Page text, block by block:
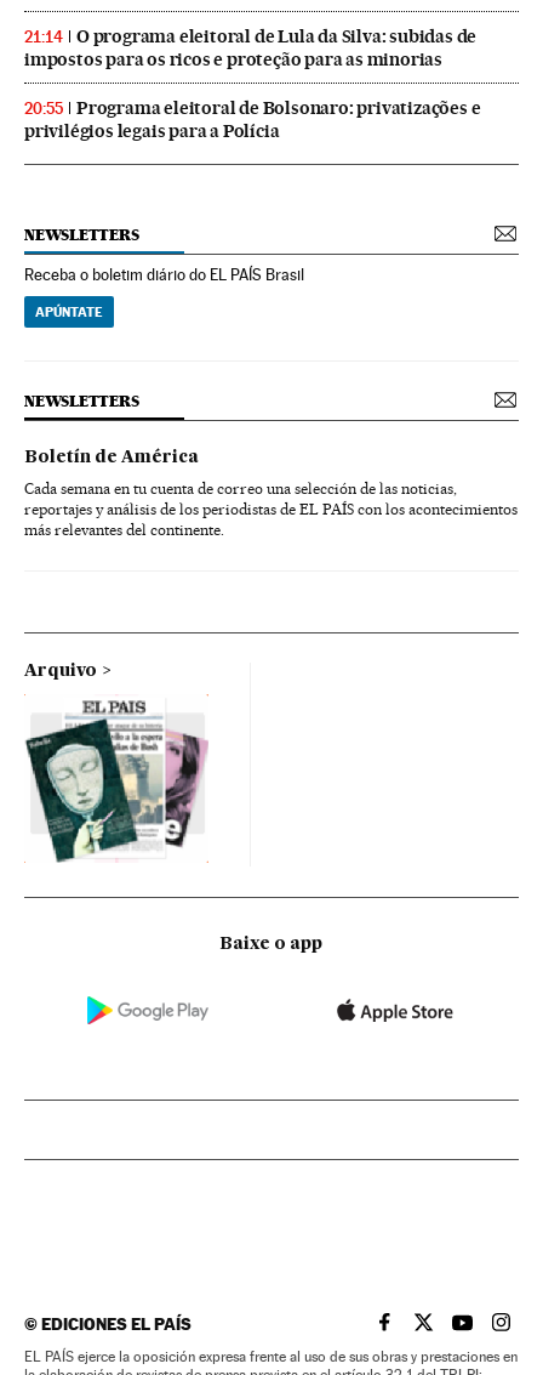
21:14
O programa eleitoral de Lula da Silva: subidas de
impostos para os ricos e proteção para as minorias
20:55
Programa eleitoral de Bolsonaro: privatizações e
privilégios legais para a Polícia
NEWSLETTERS
Receba o boletim diário do EL PAÍS Brasil
APÚNTATE
NEWSLETTERS
Boletín de América
Cada semana en tu cuenta de correo una selección de las noticias,
reportajes y análisis de los periodistas de EL PAÍS con los acontecimientos
más relevantes del continente.
Arquivo
Baixe o app
©EDICIONES EL PAÍS EL PAÍS BRASIL EN
EL PAÍSEL PAÍS
EL
EL PAÍS ejerce la oposición expresa frente al uso de sus obras y prestaciones en